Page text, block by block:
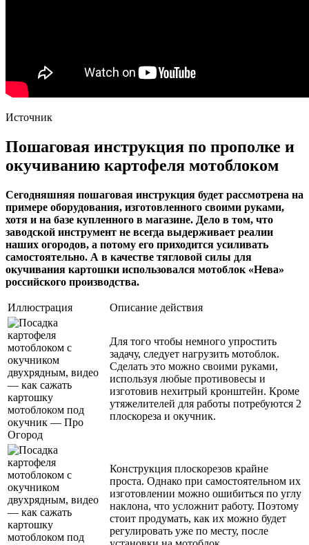
Источник
Пошаговая инструкция по прополке и
окучиванию картофеля мотоблоком
Сегодняшняя пошаговая инструкция будет рассмотрена на
примере оборудования, изготовленного своими руками,
хотя и на базе купленного в магазине. Дело в том, что
заводской инструмент не всегда выдерживает реалии
наших огородов, а потому его приходится усиливать
самостоятельно. А в качестве тягловой силы для
окучивания картошки использовался мотоблок «Нева»
российского производства.
Иллюстрация Описание действия
Для того чтобы немного упростить
задачу, следует нагрузить мотоблок.
Сделать это можно своими руками,
используя любые противовесы и
изготовив нехитрый кронштейн. Кроме
утяжелителей для работы потребуются 2
плоскореза и окучник.
Конструкция плоскорезов крайне
проста. Однако при самостоятельном их
изготовлении можно ошибиться по углу
наклона, что усложнит работу. Поэтому
стоит продумать, как их можно будет
регулировать уже по месту, после